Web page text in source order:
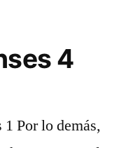
4
Por lo demás,